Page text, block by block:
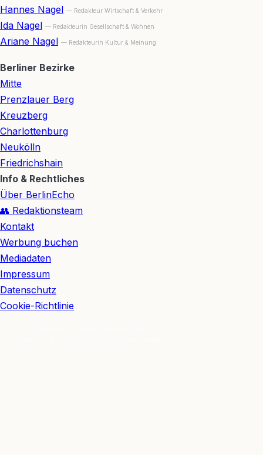
Hannes Nagel — Redakteur Wirtschaft & Verkehr
Ida Nagel — Redakteurin Gesellschaft & Wohnen
Ariane Nagel — Redakteurin Kultur & Meinung
Berliner Bezirke
Mitte
Prenzlauer Berg
Kreuzberg
Charlottenburg
Neukölln
Friedrichshain
Info & Rechtliches
Über BerlinEcho
👥 Redaktionsteam
Kontakt
Werbung buchen
Mediadaten
Impressum
Datenschutz
Cookie-Richtlinie